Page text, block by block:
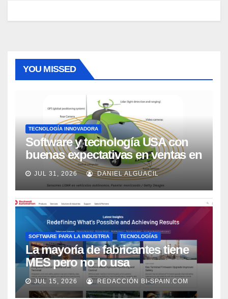
YOU MISSED
TECNOLOGÍA INNOVADORA
Software y tecnología USA con
buenas expectativas en ventas en
los próximos 2 años, según
Market Watch
JUL 31, 2026 DANIEL ALGUACIL
SOFTWARE PARA LA INDUSTRIA TECNOLOGÍAS
La mayoría de fabricantes tiene
MES pero no lo usa
adecuadamente, según Rockwell
Automation
JUL 15, 2026 REDACCIÓN BI-SPAIN.COM